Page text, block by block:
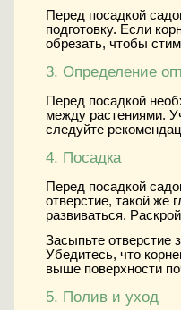
Перед посадкой
подготовку. Если
обрезать, чтобы
3. Определение
Перед посадкой
между растениями.
следуйте
4. Посадка
Перед посадкой
отверстие, такой же
развиваться.
Засыпьте отверстие
Убедитесь, что
выше поверхности
5. Полив и уход